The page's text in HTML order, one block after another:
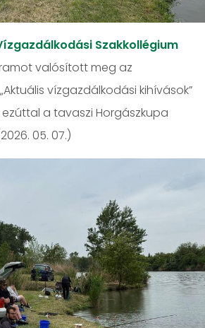
Szakkollégium
valósított meg az
„Aktuális vízgazdálkodási kihívások”
a tavaszi Horgászkupa
05. 07.)